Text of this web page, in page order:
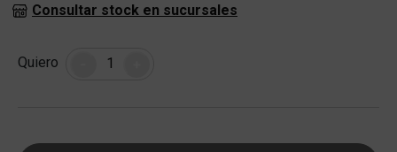
Consultar stock en sucursales
Quiero Cantidad